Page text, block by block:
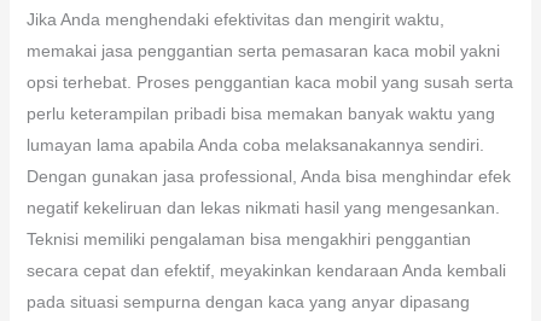
Jika Anda menghendaki efektivitas dan mengirit waktu,
memakai jasa penggantian serta pemasaran kaca mobil yakni
opsi terhebat. Proses penggantian kaca mobil yang susah serta
perlu keterampilan pribadi bisa memakan banyak waktu yang
lumayan lama apabila Anda coba melaksanakannya sendiri.
Dengan gunakan jasa professional, Anda bisa menghindar efek
negatif kekeliruan dan lekas nikmati hasil yang mengesankan.
Teknisi memiliki pengalaman bisa mengakhiri penggantian
secara cepat dan efektif, meyakinkan kendaraan Anda kembali
pada situasi sempurna dengan kaca yang anyar dipasang